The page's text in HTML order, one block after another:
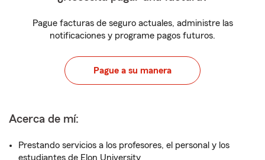
Pague facturas de seguro actuales, administre las
notificaciones y programe pagos futuros.
Pague a su manera
Acerca de mí:
Prestando servicios a los profesores, el personal y los
estudiantes de Elon University